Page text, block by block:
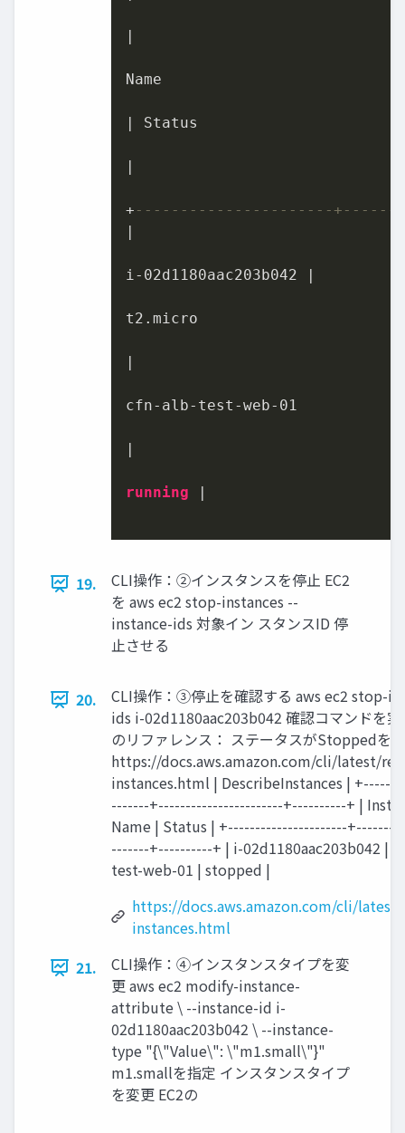
Name
Status
+ ----------------------
i-02d1180aac203b042
t2.micro
cfn- alb- test -web-01
running
19.
CLI操作：②インスタンスを停止 EC2
を aws ec2 stop-instances --
instance-ids 対象イン スタンスID 停
止させる
20.
CLI操作：③停止を確認する aws ec2 stop-
ids i-02d1180aac203b042 確認コマンドを実
のリファレンス： ステータスがStoppedを
https://docs.aws.amazon.com/cli/latest/
instances.html | DescribeInstances |
-------+-----------------------+----------+ |
Name | Status | +----------------------
-------+----------+ | i-02d1180aac203b042 |
test-web-01 | stopped |
https://docs.aws.amazon.com/cli/
instances.html
21.
CLI操作：④インスタンスタイプを変
更 aws ec2 modify-instance-
attribute \ --instance-id i-
02d1180aac203b042 \ --instance-
type "{\"Value\": \"m1.small\"}"
m1.smallを指定 インスタンスタイプ
を変更 EC2の